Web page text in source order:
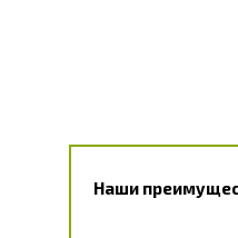
Наши